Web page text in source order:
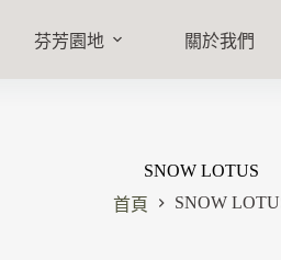
芬芳園地 關於我們
SNOW LOTUS
首頁
SNOW